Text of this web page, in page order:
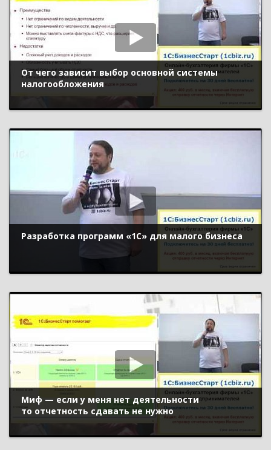
От чего зависит выбор основной системы
налогообложения
Разработка программ «1С» для малого бизнеса
Миф — если у меня нет деятельности
то отчетность сдавать не нужно